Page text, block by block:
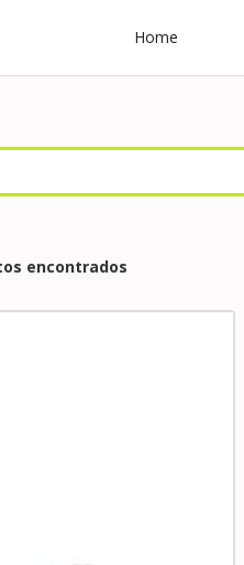
Home
encontrados